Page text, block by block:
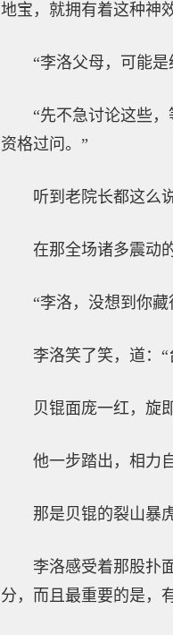
地宝，就拥有着这种神
“李洛父母，可能
“先不急讨论这些
资格过问。”
听到老院长都这么
在那全场诸多震动
“李洛，没想到你
李洛笑了笑，道：
贝锟面庞一红，旋
他一步踏出，相力
那是贝锟的裂山暴
李洛感受着那股扑
分，而且最重要的是，